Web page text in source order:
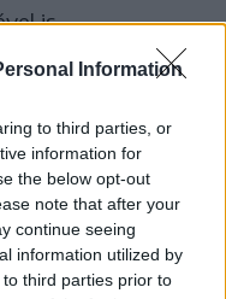
Information
to third parties, or
information for
the below opt-out
note that after your
continue seeing
information utilized by
third parties prior to
is.
psd